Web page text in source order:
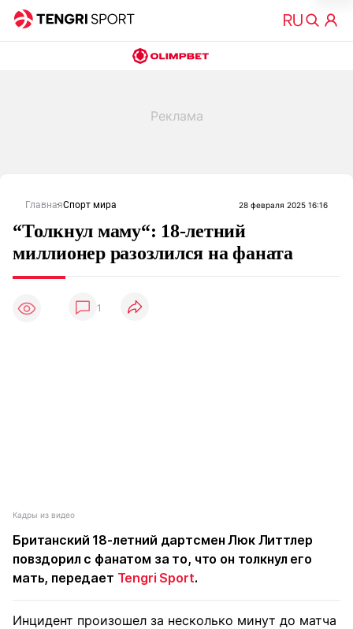
ГлавнаяСпорт мира 28 февраля 2025 16:16
“Толкнул маму“: 18-летний
миллионер разозлился на фаната
1
Кадры из видео
Британский 18-летний дартсмен Люк Литтлер
повздорил с фанатом за то, что он толкнул его
мать, передает Tengri Sport.
Инцидент произошел за несколько минут до матча